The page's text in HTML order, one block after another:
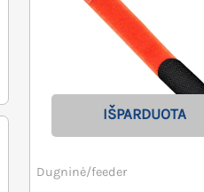
IŠPARDUOTA
Dugninė/feeder